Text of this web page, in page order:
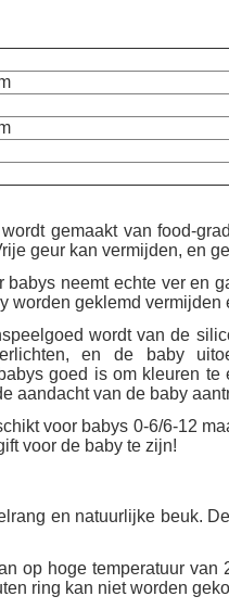
gemaakt van food-
geur kan vermijden, en
neemt echte ver en
geklemd
wordt van de
en de baby
goed is om kleuren
aandacht van de baby
voor babys 0-6/6-12
voor de baby te zijn!
en natuurlijke beuk.
op hoge temperatuur
ring kan niet worden